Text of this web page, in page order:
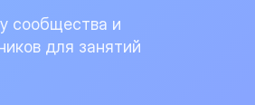
сообщества и
для занятий